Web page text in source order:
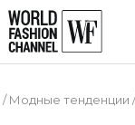
/Модные тенденции